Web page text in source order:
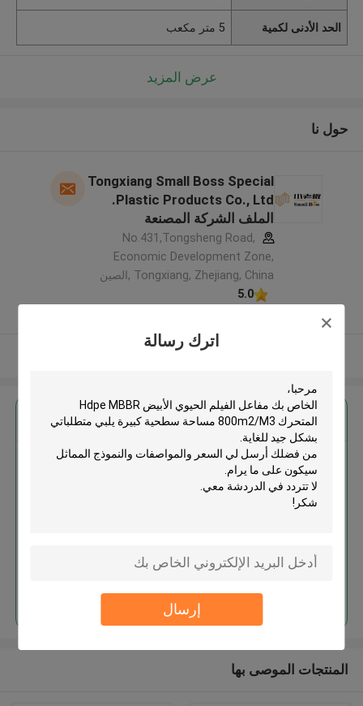
اترك رسالة
إرسال
الحد الأدنى لكمية 5 متر مكعب
عرض المزيد
حول نا
Tongxiang Small Boss Special
Plastic Products Co., Ltd.
الملف الشركة المصنعة
No.431,Tongsheng Road,
Economic Development Zone,
Tongxiang, Zhejiang, China ,الصين
5.0
عرض المزيد
احصل على افضل سعر ل
مفاعل الفيلم الحيوي الأبيض Hdpe
المنتجات الموصى بها